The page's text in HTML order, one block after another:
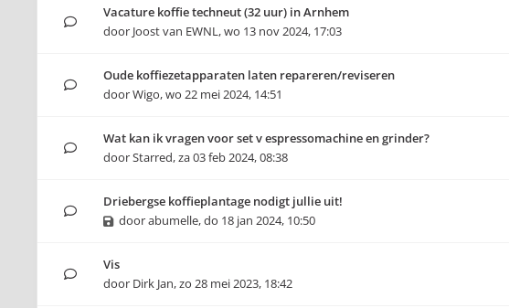
Vacature koffie techneut (32 uur) in Arnhem
door Joost van EWNL,wo 13 nov 2024, 17:03
Oude koffiezetapparaten laten repareren/reviseren
doorWigo,wo 22 mei 2024, 14:51
Wat kan ik vragen voor set v espressomachine en grinder?
doorStarred,za 03 feb 2024, 08:38
Driebergse koffieplantage nodigt jullie uit!
doorabumelle,do 18 jan 2024, 10:50
Vis
door Dirk Jan,zo 28 mei 2023, 18:42